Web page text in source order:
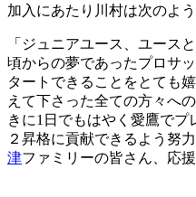
加入にあたり川村は次のよ
「ジュニアユース、ユース
頃からの夢であったプロサ
タートできることをとても
えて下さった全ての方々へ
きに1日でもはやく愛鷹でプ
２昇格に貢献できるよう努
津ファミリーの皆さん、応